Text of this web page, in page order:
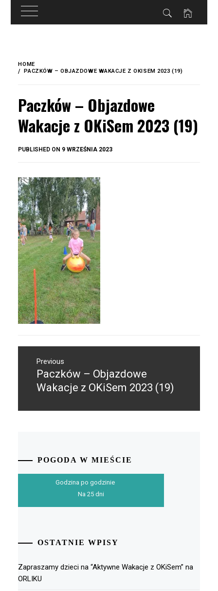
treści
content
HOME
PACZKÓW – OBJAZDOWE WAKACJE Z OKISEM 2023 (19)
Paczków – Objazdowe
Wakacje z OKiSem 2023 (19)
PUBLISHED ON 9 WRZEŚNIA 2023
wpisuPrevious
Previous
post:
Paczków – Objazdowe
Wakacje z OKiSem 2023 (19)
POGODA W MIEŚCIE
Godzina po godzinie
Na 25 dni
OSTATNIE WPISY
Zapraszamy dzieci na “Aktywne Wakacje z OKiSem” na
ORLIKU